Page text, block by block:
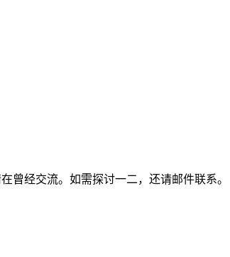
曾经交流。如需探讨一二，还请邮件联系。